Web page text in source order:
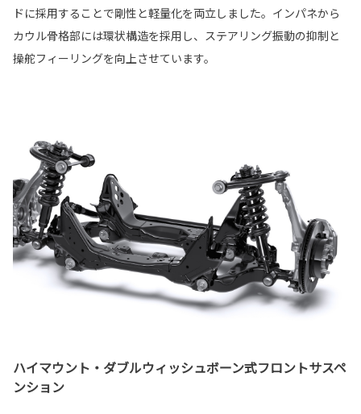
ドに採用することで剛性と軽量化を両立しました。インパネから
カウル骨格部には環状構造を採用し、ステアリング振動の抑制と
操舵フィーリングを向上させています。
ハイマウント・ダブルウィッシュボーン式フロントサスペ
ンション